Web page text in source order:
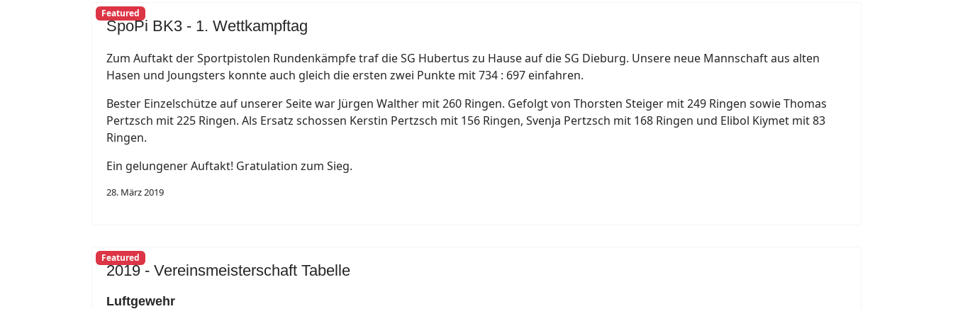
Featured
SpoPi BK3 - 1. Wettkampftag
Zum Auftakt der Sportpistolen Rundenkämpfe traf die SG Hubertus zu Hause auf die SG Dieburg. Unsere neue Mannschaft aus alten
Hasen und Joungsters konnte auch gleich die ersten zwei Punkte mit 734 : 697 einfahren.
Bester Einzelschütze auf unserer Seite war Jürgen Walther mit 260 Ringen. Gefolgt von Thorsten Steiger mit 249 Ringen sowie Thomas
Pertzsch mit 225 Ringen. Als Ersatz schossen Kerstin Pertzsch mit 156 Ringen, Svenja Pertzsch mit 168 Ringen und Elibol Kiymet mit 83
Ringen.
Ein gelungener Auftakt! Gratulation zum Sieg.
28. März 2019
Featured
2019 - Vereinsmeisterschaft Tabelle
Luftgewehr